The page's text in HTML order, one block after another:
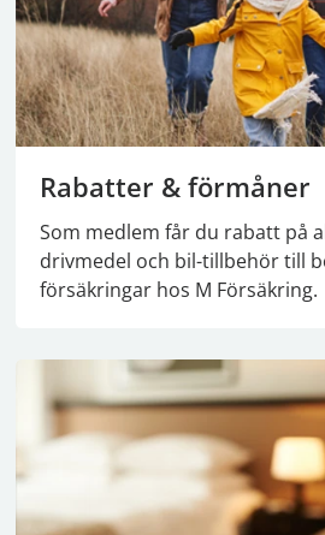
Rabatter & förmåner
Som medlem får du rabatt på
drivmedel och bil-tillbehör till
försäkringar hos M Försäkring.